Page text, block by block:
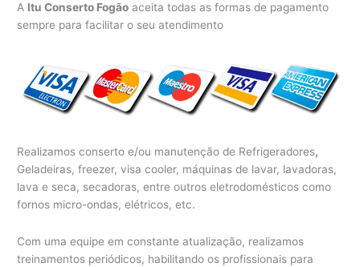
A Itu Conserto Fogão aceita todas as formas de pagamento
sempre para facilitar o seu atendimento
Realizamos conserto e/ou manutenção de Refrigeradores,
Geladeiras, freezer, visa cooler, máquinas de lavar, lavadoras,
lava e seca, secadoras, entre outros eletrodomésticos como
fornos micro-ondas, elétricos, etc.
Com uma equipe em constante atualização, realizamos
treinamentos periódicos, habilitando os profissionais para